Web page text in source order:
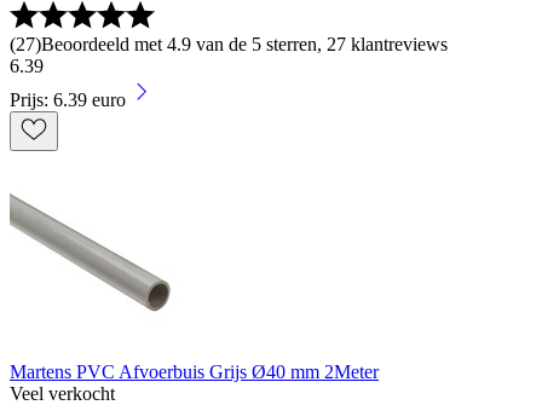
(27)Beoordeeld met 4.9 van de 5 sterren, 27 klantreviews
6.39
Prijs: 6.39 euro
Martens PVC Afvoerbuis Grijs Ø40 mm 2Meter
Veel verkocht